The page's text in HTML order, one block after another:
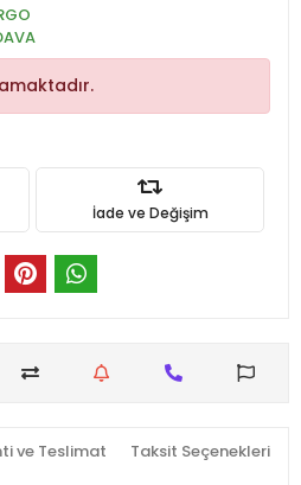
İade ve Değişim
ve Teslimat Taksit Seçenekleri